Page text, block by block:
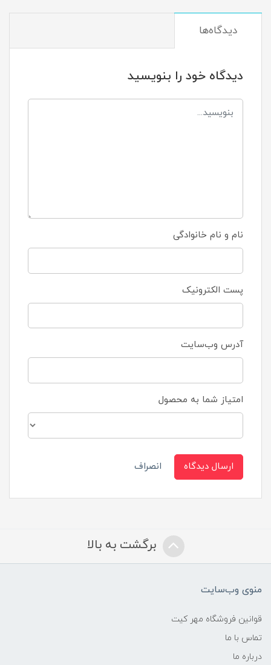
دیدگاه‌ها
دیدگاه خود را بنویسید
نام و نام خانوادگی
پست الکترونیک
آدرس وب‌سایت
امتیاز شما به محصول
ارسال دیدگاه انصراف
برگشت به بالا
منوی وب‌سایت
قوانین فروشگاه مهر کیت
تماس با ما
درباره ما